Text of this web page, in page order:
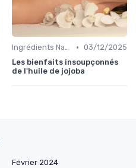
Ingrédients Naturels et Leurs Propriétés • 03/12/2025
Les bienfaits insoupçonnés
de l'huile de jojoba
Février 2024